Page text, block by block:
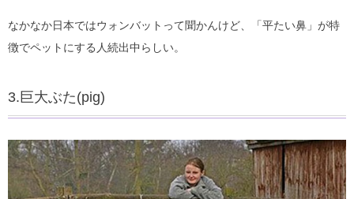
なかなか日本ではウォンバットって聞かんけど、「平たい鼻」が特
徴でペットにする人続出中らしい。
3.巨大ぶた(pig)